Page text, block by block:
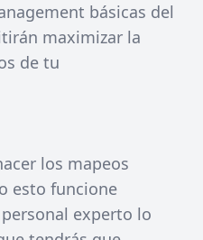
básicas del
maximizar la
de tu
los mapeos
esto funcione
experto lo